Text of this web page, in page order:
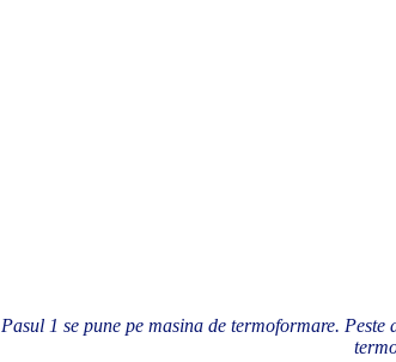
Pasul 1 se pune pe masina de termoformare.